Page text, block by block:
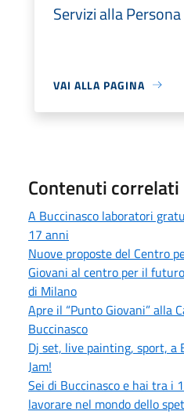
Servizi alla Persona
VAI ALLA PAGINA
Contenuti correlati
A Buccinasco laboratori
17 anni
Nuove proposte del Centro
Giovani al centro per il
di Milano
Apre il “Punto Giovani” alla
Buccinasco
Dj set, live painting, sport, a
Jam!
Sei di Buccinasco e hai tra i
lavorare nel mondo dello